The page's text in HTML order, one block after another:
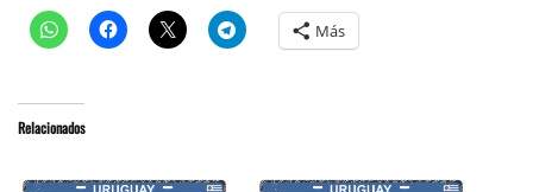
Más
Relacionados